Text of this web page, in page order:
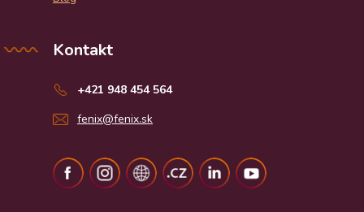
Kontakt
+421 948 454 564
fenix@fenix.sk